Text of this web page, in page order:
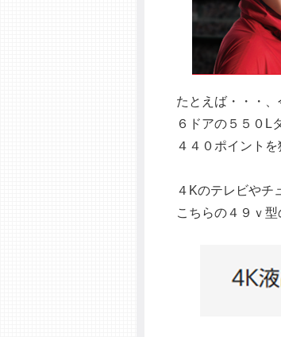
たとえば・・・
６ドアの５５０L
４４０ポイントを
４Kのテレビやチ
こちらの４９ｖ